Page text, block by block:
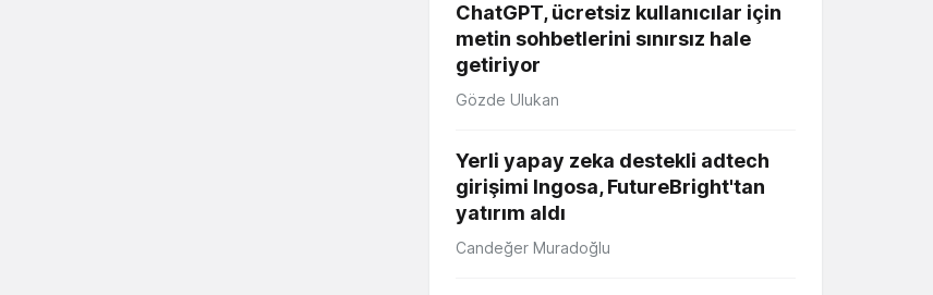
ChatGPT, ücretsiz kullanıcılar için
metin sohbetlerini sınırsız hale
getiriyor
Gözde Ulukan
Yerli yapay zeka destekli adtech
girişimi Ingosa, FutureBright'tan
yatırım aldı
Candeğer Muradoğlu